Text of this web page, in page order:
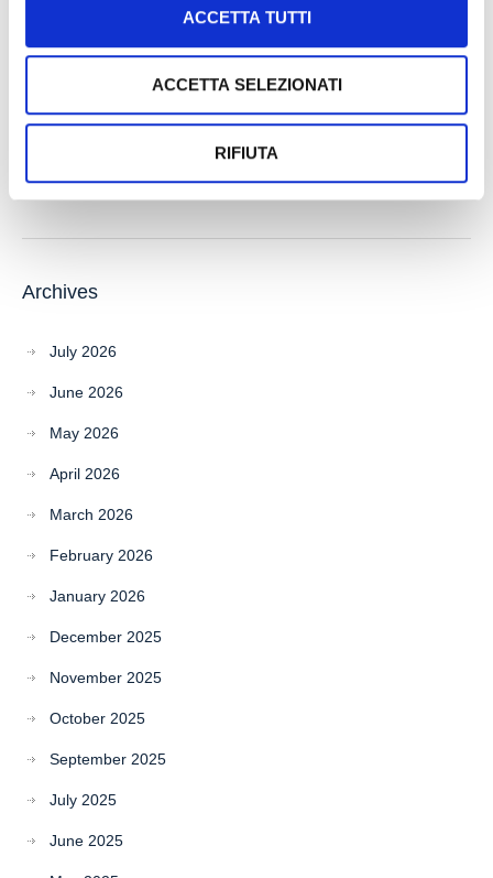
ACCETTA TUTTI
ACCETTA SELEZIONATI
RIFIUTA
L’ABUSIVA CONCESSIONE DEL CREDITO
Archives
July 2026
June 2026
May 2026
April 2026
March 2026
February 2026
January 2026
December 2025
November 2025
October 2025
September 2025
July 2025
June 2025